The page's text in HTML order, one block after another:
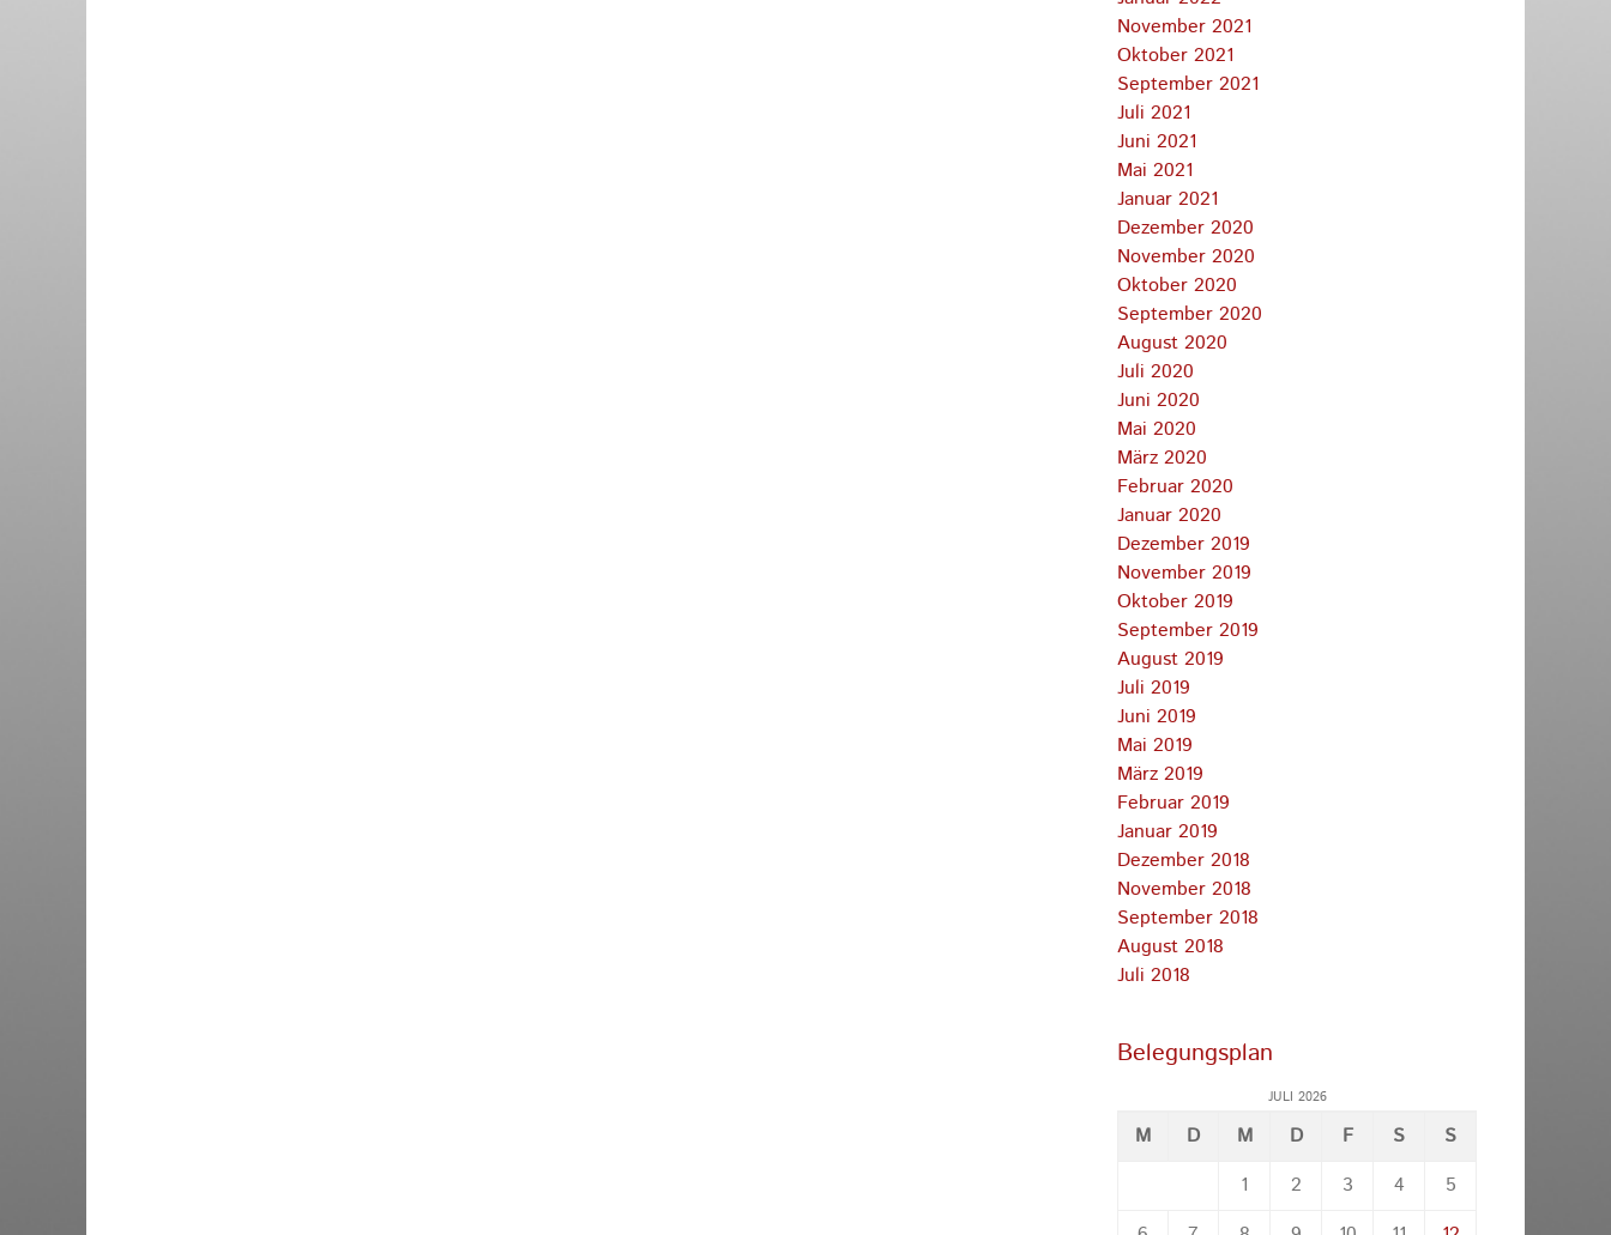
November 2021
Oktober 2021
September 2021
Juli 2021
Juni 2021
Mai 2021
Januar 2021
Dezember 2020
November 2020
Oktober 2020
September 2020
August 2020
Juli 2020
Juni 2020
Mai 2020
März 2020
Februar 2020
Januar 2020
Dezember 2019
November 2019
Oktober 2019
September 2019
August 2019
Juli 2019
Juni 2019
Mai 2019
März 2019
Februar 2019
Januar 2019
Dezember 2018
November 2018
September 2018
August 2018
Juli 2018
Belegungsplan
JULI 2026
M D M D F S
S
1
2 3 4
5